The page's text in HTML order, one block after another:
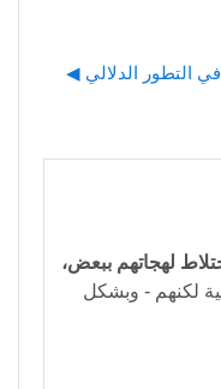
لهجاتهم ببعض،
لكنهم - وبشكل